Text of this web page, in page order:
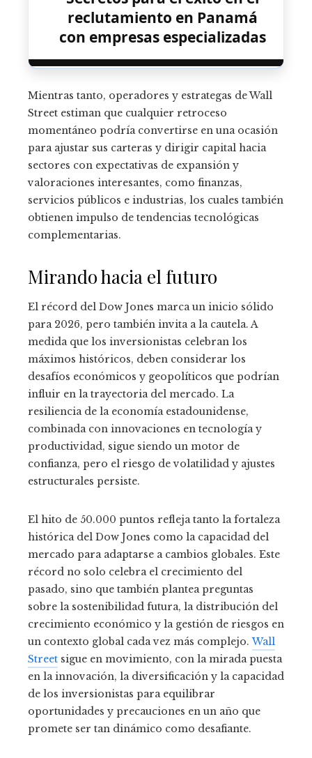
reclutamiento en Panamá
con empresas especializadas
Mientras tanto, operadores y estrategas de Wall
Street estiman que cualquier retroceso
momentáneo podría convertirse en una ocasión
para ajustar sus carteras y dirigir capital hacia
sectores con expectativas de expansión y
valoraciones interesantes, como finanzas,
servicios públicos e industrias, los cuales también
obtienen impulso de tendencias tecnológicas
complementarias.
Mirando hacia el futuro
El récord del Dow Jones marca un inicio sólido
para 2026, pero también invita a la cautela. A
medida que los inversionistas celebran los
máximos históricos, deben considerar los
desafíos económicos y geopolíticos que podrían
influir en la trayectoria del mercado. La
resiliencia de la economía estadounidense,
combinada con innovaciones en tecnología y
productividad, sigue siendo un motor de
confianza, pero el riesgo de volatilidad y ajustes
estructurales persiste.
El hito de 50.000 puntos refleja tanto la fortaleza
histórica del Dow Jones como la capacidad del
mercado para adaptarse a cambios globales. Este
récord no solo celebra el crecimiento del
pasado, sino que también plantea preguntas
sobre la sostenibilidad futura, la distribución del
crecimiento económico y la gestión de riesgos en
un contexto global cada vez más complejo.Wall
Street sigue en movimiento, con la mirada puesta
en la innovación, la diversificación y la capacidad
de los inversionistas para equilibrar
oportunidades y precauciones en un año que
promete ser tan dinámico como desafiante.